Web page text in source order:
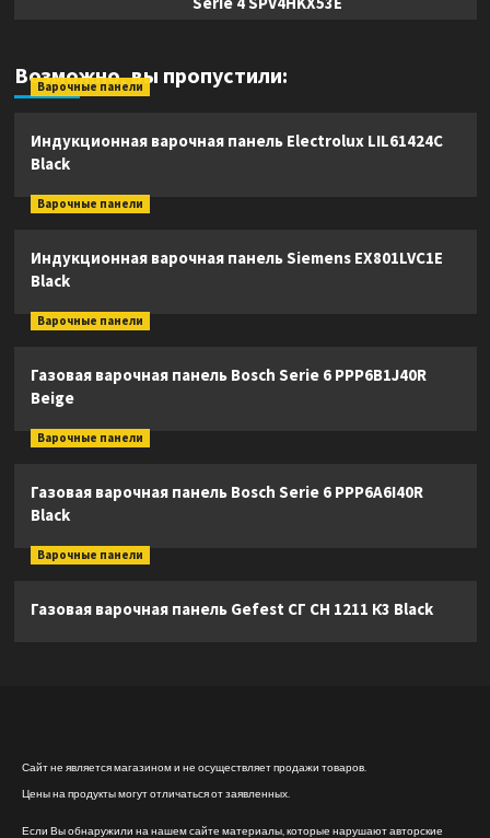
Возможно, вы пропустили:
Варочные панели
Индукционная варочная панель Electrolux LIL61424C
Black
Варочные панели
Индукционная варочная панель Siemens EX801LVC1E
Black
Варочные панели
Газовая варочная панель Bosch Serie 6 PPP6B1J40R
Beige
Варочные панели
Газовая варочная панель Bosch Serie 6 PPP6A6I40R
Black
Варочные панели
Газовая варочная панель Gefest СГ СН 1211 К3 Black
Сайт не является магазином и не осуществляет продажи товаров.
Цены на продукты могут отличаться от заявленных.
Если Вы обнаружили на нашем сайте материалы, которые нарушают авторские